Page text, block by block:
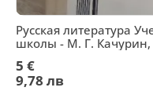
Русская литература
школы - М. Г. Качурин,
5 €
9,78 лв